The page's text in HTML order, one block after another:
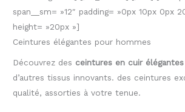
span__sm= »12″ padding= »0px 10px 0px
height= »20px »]
Ceintures élégantes pour hommes
Découvrez des ceintures en cuir élégantes
d’autres tissus innovants. des ceintures
qualité, assorties à votre tenue.